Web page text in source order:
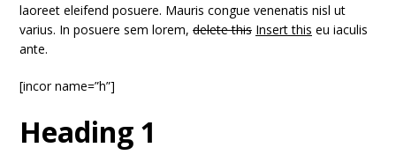
laoreet eleifend posuere. Mauris congue venenatis nisl ut
varius. In posuere sem lorem, delete this Insert this eu iaculis
ante.
[incor name=”h”]
Heading 1